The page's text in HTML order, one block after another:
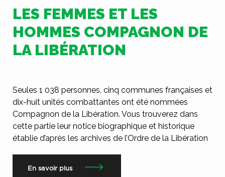
LES FEMMES ET LES
HOMMES COMPAGNON DE
LA LIBÉRATION
Seules 1 038 personnes, cinq communes françaises et
dix-huit unités combattantes ont été nommées
Compagnon de la Libération. Vous trouverez dans
cette partie leur notice biographique et historique
établie d’après les archives de l’Ordre de la Libération
En savoir plus